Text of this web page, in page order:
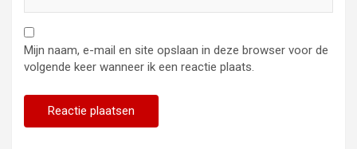
Mijn naam, e-mail en site opslaan in deze browser voor de
volgende keer wanneer ik een reactie plaats.